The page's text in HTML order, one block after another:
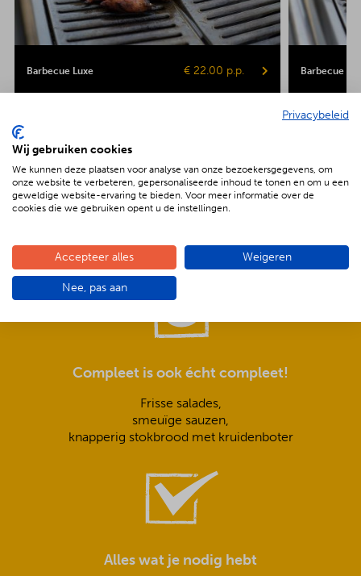
Barbecue Luxe € 22.00 p.p. Barbecue
De voordelen van BBQenzo.nl
Compleet is ook écht compleet!
Frisse salades,
smeuïge sauzen,
knapperig stokbrood met kruidenboter
Alles wat je nodig hebt
Privacybeleid
Wij gebruiken cookies
We kunnen deze plaatsen voor analyse van onze bezoekersgegevens, om
onze website te verbeteren, gepersonaliseerde inhoud te tonen en om u een
geweldige website-ervaring te bieden. Voor meer informatie over de
cookies die we gebruiken opent u de instellingen.
Accepteer alles Weigeren
Nee, pas aan